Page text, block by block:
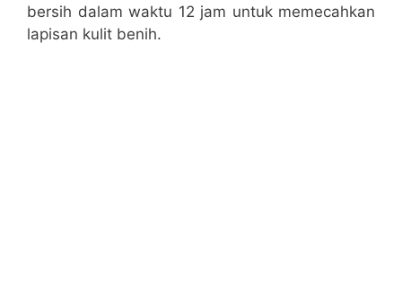
bersih dalam waktu 12 jam untuk memecahkan
lapisan kulit benih.